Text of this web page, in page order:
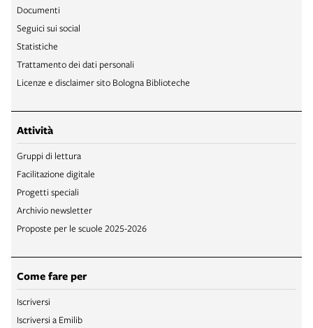
Documenti
Seguici sui social
Statistiche
Trattamento dei dati personali
Licenze e disclaimer sito Bologna Biblioteche
Attività
Gruppi di lettura
Facilitazione digitale
Progetti speciali
Archivio newsletter
Proposte per le scuole 2025-2026
Come fare per
Iscriversi
Iscriversi a Emilib